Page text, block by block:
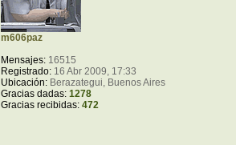
m606paz
Mensajes:16515
Registrado:16 Abr 2009, 17:33
Ubicación:Berazategui, Buenos Aires
Gracias dadas: 1278
Gracias recibidas: 472